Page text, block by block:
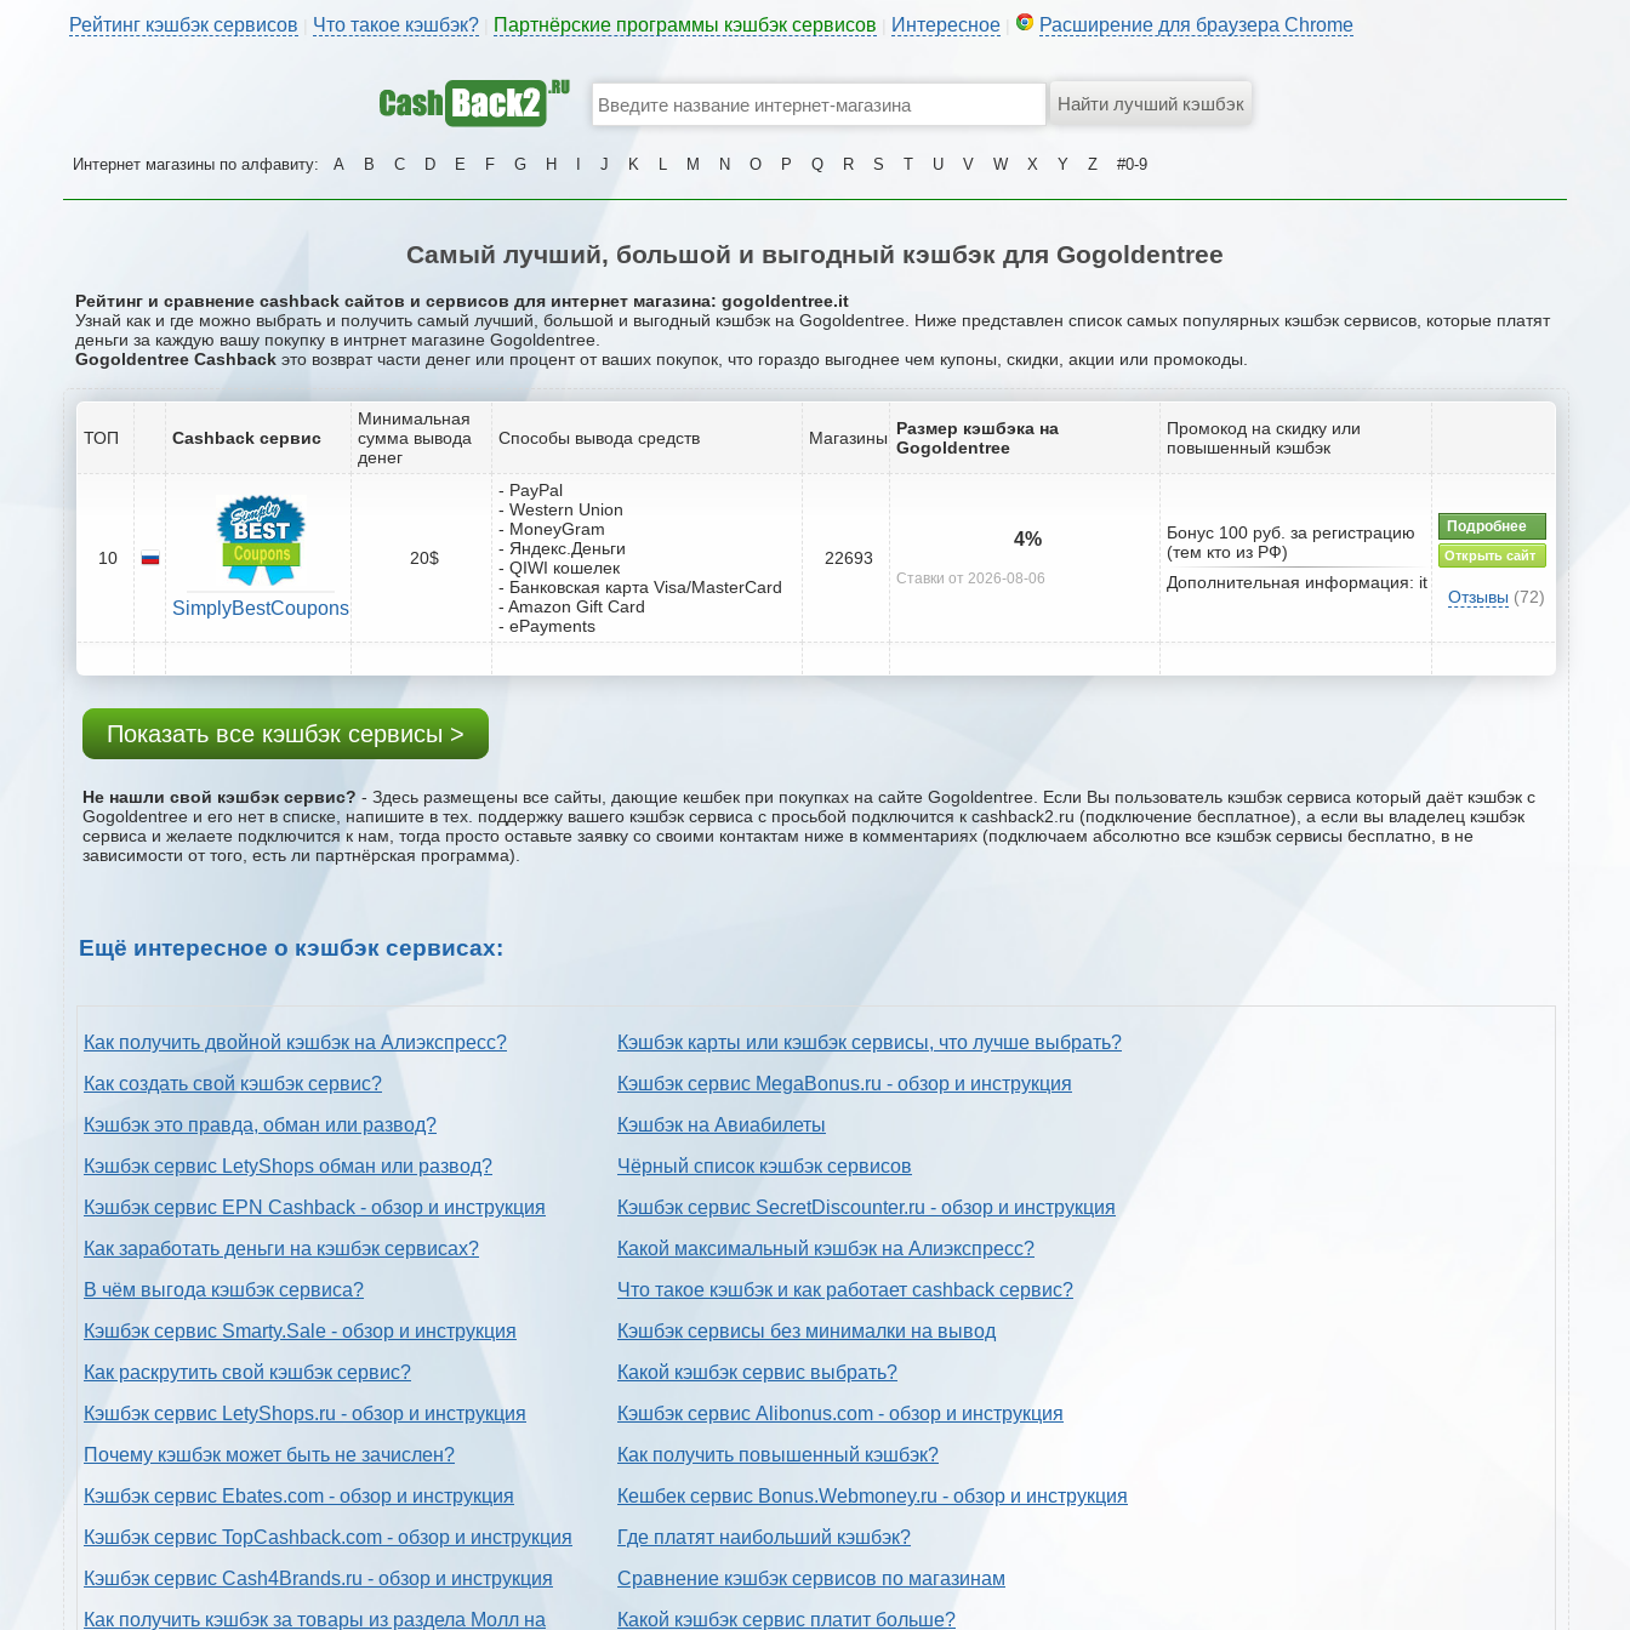
Рейтинг кэшбэк сервисов Что такое кэшбэк? Партнёрские программы кэшбэк сервисов Интересное Расширение для браузера Chrome
Интернет магазины по алфавиту: A B C D E F G H J K L M N O P Q R S T U V W X Y Z #0-9
Самый лучший, большой и выгодный кэшбэк для Gogoldentree
Рейтинг и сравнение cashback сайтов и сервисов для интернет магазина: gogoldentree.it
Узнай как и где можно выбрать и получить самый лучший, большой и выгодный кэшбэк на Gogoldentree. Ниже представлен список самых популярных кэшбэк сервисов, которые платят
деньги за каждую вашу покупку в интрнет магазине Gogoldentree.
Gogoldentree Cashback это возврат части денег или процент от ваших покупок, что гораздо выгоднее чем купоны, скидки, акции или промокоды.
ТОП Cashback сервис
Минимальная
сумма вывода
денег
Способы вывода средств Магазины Размер кэшбэка на
Gogoldentree
Промокод на скидку или
повышенный кэшбэк
10
SimplyBestCoupons
20$
- PayPal
- Western Union
- MoneyGram
- Яндекс.Деньги
- QIWI кошелек
- Банковская карта Visa/MasterCard
- Amazon Gift Card
- ePayments
22693
4%
Ставки от 2026-08-06
Бонус 100 руб. за регистрацию
(тем кто из РФ)
Дополнительная информация: it
Подробнее
Открыть сайт
Отзывы (72)
Показать все кэшбэк сервисы >
Не нашли свой кэшбэк сервис? - Здесь размещены все сайты, дающие кешбек при покупках на сайте Gogoldentree. Если Вы пользователь кэшбэк сервиса который даёт кэшбэк с
Gogoldentree и его нет в списке, напишите в тех. поддержку вашего кэшбэк сервиса с проcьбой подключится к cashback2.ru (подключение бесплатное), а если вы владелец кэшбэк
сервиса и желаете подключится к нам, тогда просто оставьте заявку со своими контактам ниже в комментариях (подключаем абсолютно все кэшбэк сервисы бесплатно, в не
зависимости от того, есть ли партнёрская программа).
Ещё интересное о кэшбэк сервисах:
Как получить двойной кэшбэк на Алиэкспресс?
Как создать свой кэшбэк сервис?
Кэшбэк это правда, обман или развод?
Кэшбэк сервис LetyShops обман или развод?
Кэшбэк сервис EPN Cashback - обзор и инструкция
Как заработать деньги на кэшбэк сервисах?
В чём выгода кэшбэк сервиса?
Кэшбэк сервис Smarty.Sale - обзор и инструкция
Как раскрутить свой кэшбэк сервис?
Кэшбэк сервис LetyShops.ru - обзор и инструкция
Почему кэшбэк может быть не зачислен?
Кэшбэк сервис Ebates.com - обзор и инструкция
Кэшбэк сервис TopCashback.com - обзор и инструкция
Кэшбэк сервис Cash4Brands.ru - обзор и инструкция
Как получить кэшбэк за товары из раздела Молл на
Кэшбэк карты или кэшбэк сервисы, что лучше выбрать?
Кэшбэк сервис MegaBonus.ru - обзор и инструкция
Кэшбэк на Авиабилеты
Чёрный список кэшбэк сервисов
Кэшбэк сервис SecretDiscounter.ru - обзор и инструкция
Какой максимальный кэшбэк на Алиэкспресс?
Что такое кэшбэк и как работает cashback сервис?
Кэшбэк сервисы без минималки на вывод
Какой кэшбэк сервис выбрать?
Кэшбэк сервис Alibonus.com - обзор и инструкция
Как получить повышенный кэшбэк?
Кешбек сервис Bonus.Webmoney.ru - обзор и инструкция
Где платят наибольший кэшбэк?
Сравнение кэшбэк сервисов по магазинам
Какой кэшбэк сервис платит больше?